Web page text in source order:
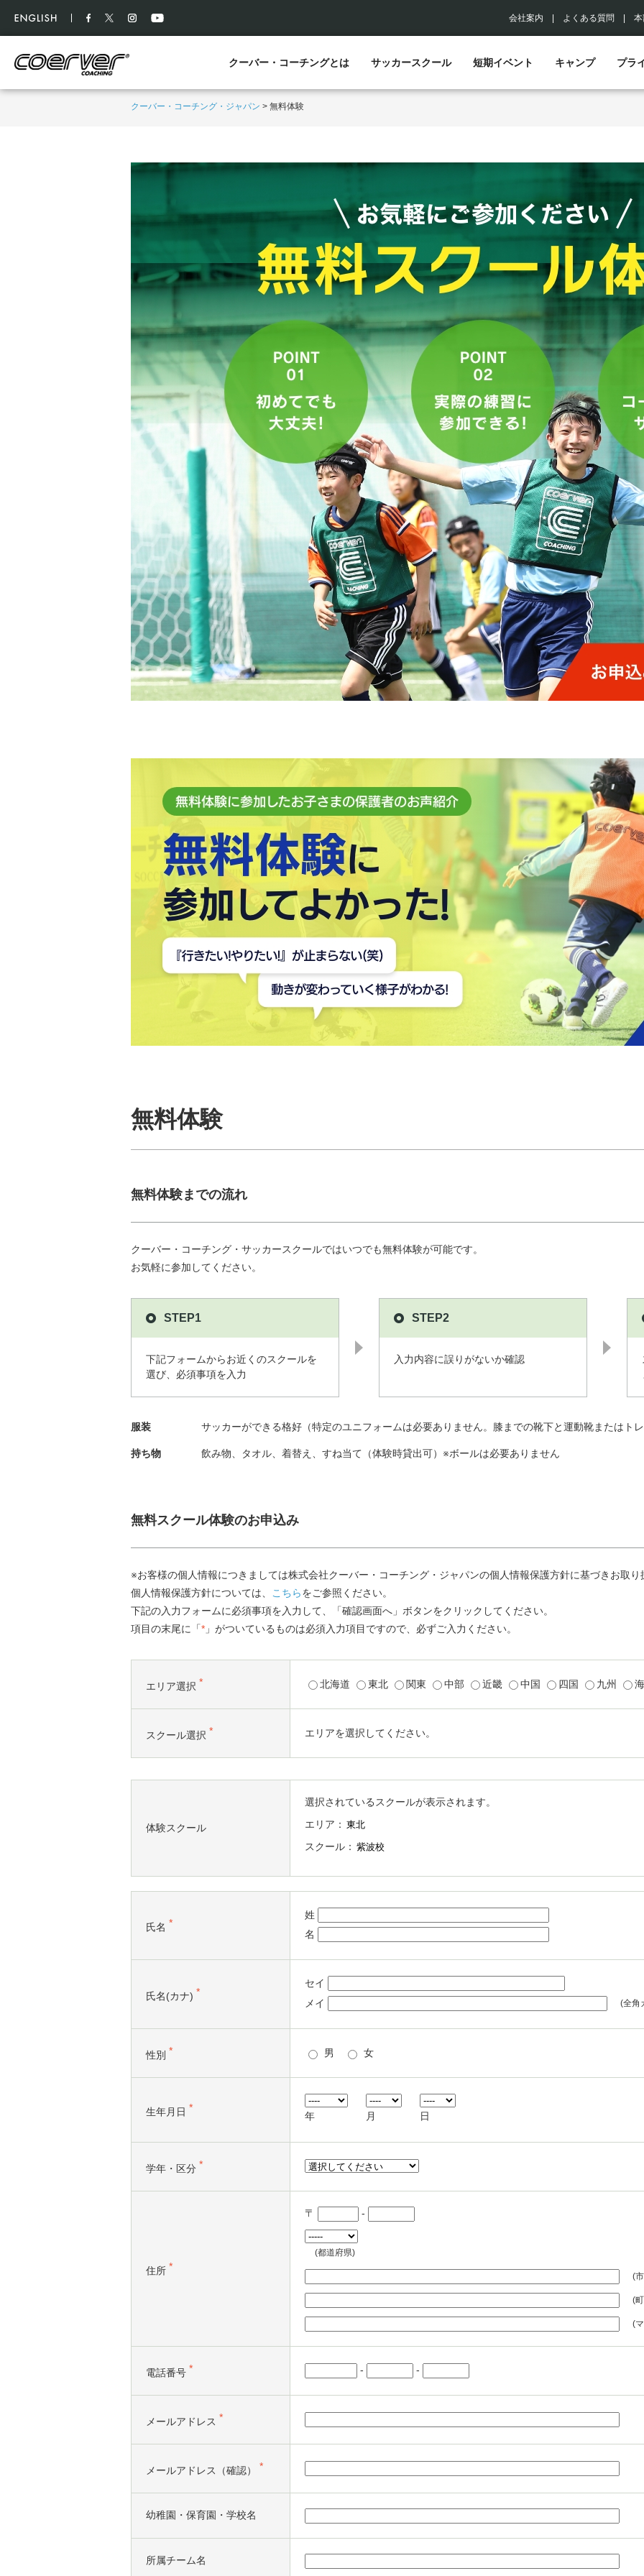
会社案内 よくある質問
クーバー・コーチングとは サッカースクール 短期イベント キャンプ プラ
クーバー・コーチング・ジャパン > 無料体験
無料体験
無料体験までの流れ
クーバー・コーチング・サッカースクールではいつでも無料体験が可能です。
お気軽に参加してください。
STEP1
下記フォームからお近くのスクールを
選び、必須事項を入力
STEP2
入力内容に誤りがないか確認
服装 サッカーができる格好（特定のユニフォームは必要ありません。膝までの靴下と運動靴またはト
持ち物 飲み物、タオル、着替え、すね当て（体験時貸出可）※ボールは必要ありません
無料スクール体験のお申込み
※お客様の個人情報につきましては株式会社クーバー・コーチング・ジャパンの個人情報保護方針に基づきお取り
個人情報保護方針については、
こちらをご参照ください。
下記の入力フォームに必須事項を入力して、「確認画面へ」ボタンをクリックしてください。
項目の末尾に「* 」がついているものは必須入力項目ですので、必ずご入力ください。
エリア選択 * 北海道 東北 関東 中部 近畿 中国 四国 九州
スクール選択 * エリアを選択してください。
体験スクール
選択されているスクールが表示されます。
エリア：
スクール：
氏名 *
姓
名
氏名(カナ) *
セイ
メイ
(全角
性別 * 男 女
生年月日 *
年 月 日
学年・区分 *
住所 *
〒 -
(都道府県)
(
(
(
電話番号 * - -
メールアドレス *
メールアドレス（確認） *
幼稚園・保育園・学校名
所属チーム名